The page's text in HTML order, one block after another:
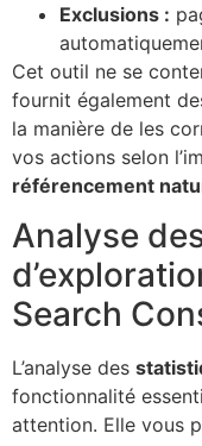
Exclusions :
Cet outil ne se
fournit également
la manière de les
vos actions selon
référencement
Analyse
Search
L’analyse des
fonctionnalité
attention. Elle vous